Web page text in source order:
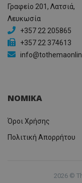
Γραφείο 201, Λατσιά,
Λευκωσία
+357 22 205865
+357 22 374613
ΝΟΜΙΚΑ
Όροι Χρήσης
Πολιτική Απορρήτου
2026 ©